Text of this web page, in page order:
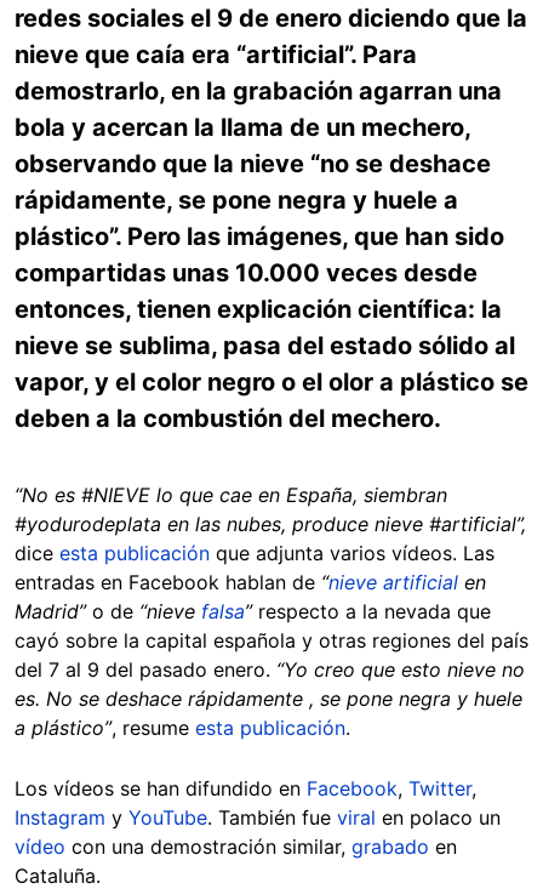
redes sociales el 9 de enero diciendo que la
nieve que caía era “artificial”. Para
demostrarlo, en la grabación agarran una
bola y acercan la llama de un mechero,
observando que la nieve “no se deshace
rápidamente, se pone negra y huele a
plástico”. Pero las imágenes, que han sido
compartidas unas 10.000 veces desde
entonces, tienen explicación científica: la
nieve se sublima, pasa del estado sólido al
vapor, y el color negro o el olor a plástico se
deben a la combustión del mechero.
“No es #NIEVE lo que cae en España, siembran
#yodurodeplata en las nubes, produce nieve #artificial”,
dice esta publicación que adjunta varios vídeos. Las
entradas en Facebook hablan de “nieve artificial en
Madrid”o de “nieve falsa”respecto a la nevada que
cayó sobre la capital española y otras regiones del país
del 7 al 9 del pasado enero. “Yo creo que esto nieve no
es. No se deshace rápidamente , se pone negra y huele
a plástico”, resume esta publicación.
Los vídeos se han difundido en Facebook, Twitter,
Instagram y YouTube. También fue viral en polaco un
vídeo con una demostración similar, grabado en
Cataluña.